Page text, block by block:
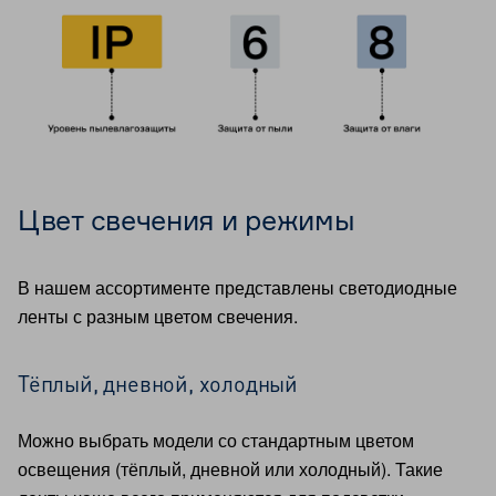
Цвет свечения и режимы
В нашем ассортименте представлены светодиодные
ленты с разным цветом свечения.
Тёплый, дневной, холодный
Можно выбрать модели со стандартным цветом
освещения (тёплый, дневной или холодный). Такие